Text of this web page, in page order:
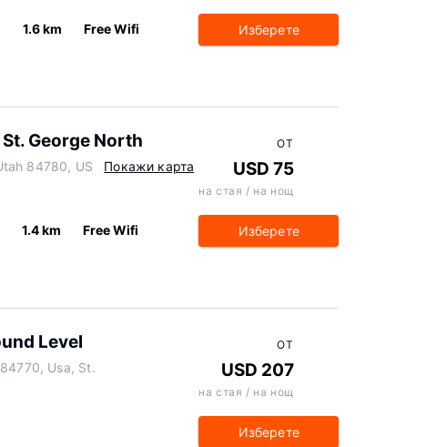
1.6 km Free Wifi Изберете
George North
84780, US Покажи карта
1.4 km Free Wifi
ОТ
USD 75
на стая / на нощ
Изберете
Level
Usa, St.
ОТ
USD 207
на стая / на нощ
Изберете